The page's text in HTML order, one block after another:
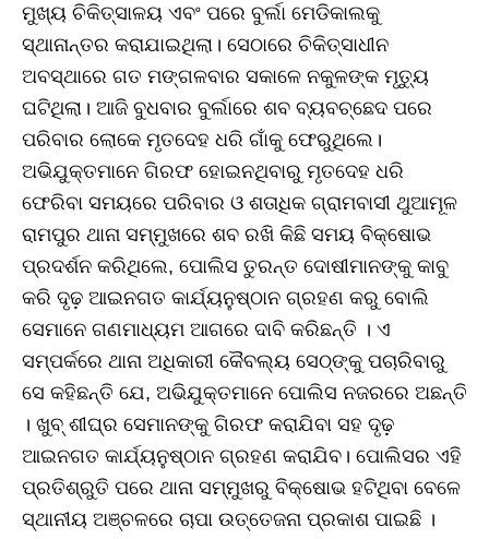
ମୁଖ୍ୟ ଚିକିତ୍ସାଳୟ ଏବଂ ପରେ ବୁର୍ଲା ମେଡିକାଲକୁ
ସ୍ଥାନାନ୍ତର କରାଯାଇଥିଲା। ସେଠାରେ ଚିକିତ୍ସାଧୀନ
ଅବସ୍ଥାରେ ଗତ ମଙ୍ଗଳବାର ସକାଳେ ନକୁଳଙ୍କ ମୃତ୍ୟୁ
ଘଟିଥିଲା। ଆଜି ବୁଧବାର ବୁର୍ଲାରେ ଶବ ବ୍ୟବଚ୍ଛେଦ ପରେ
ପରିବାର ଲୋକେ ମୃତଦେହ ଧରି ଗାଁକୁ ଫେରୁଥିଲେ।
ଅଭିଯୁକ୍ତମାନେ ଗିରଫ ହୋଇନଥିବାରୁ ମୃତଦେହ ଧରି
ଫେରିବା ସମୟରେ ପରିବାର ଓ ଶତାଧିକ ଗ୍ରାମବାସୀ ଥୁଆମୂଳ
ରାମପୁର ଥାନା ସମ୍ମୁଖରେ ଶବ ରଖି କିଛି ସମୟ ବିକ୍ଷୋଭ
ପ୍ରଦର୍ଶନ କରିଥିଲେ, ପୋଲିସ ତୁରନ୍ତ ଦୋଷୀମାନଙ୍କୁ କାବୁ
କରି ଦୃଢ଼ ଆଇନଗତ କାର୍ଯ୍ୟନୁଷ୍ଠାନ ଗ୍ରହଣ କରୁ ବୋଲି
ସେମାନେ ଗଣମାଧ୍ୟମ ଆଗରେ ଦାବି କରିଛନ୍ତି । ଏ
ସମ୍ପର୍କରେ ଥାନା ଅଧିକାରୀ କୈବଲ୍ୟ ସେଠ୍‌ଙ୍କୁ ପଚାରିବାରୁ
ସେ କହିଛନ୍ତି ଯେ, ଅଭିଯୁକ୍ତମାନେ ପୋଲିସ ନଜରରେ ଅଛନ୍ତି
। ଖୁବ୍ ଶୀଘ୍ର ସେମାନଙ୍କୁ ଗିରଫ କରାଯିବା ସହ ଦୃଢ଼
ଆଇନଗତ କାର୍ଯ୍ୟନୁଷ୍ଠାନ ଗ୍ରହଣ କରାଯିବ। ପୋଲିସର ଏହି
ପ୍ରତିଶ୍ରୁତି ପରେ ଥାନା ସମ୍ମୁଖରୁ ବିକ୍ଷୋଭ ହଟିଥିବା ବେଳେ
ସ୍ଥାନୀୟ ଅଞ୍ଚଳରେ ଚାପା ଉତ୍ତେଜନା ପ୍ରକାଶ ପାଇଛି ।